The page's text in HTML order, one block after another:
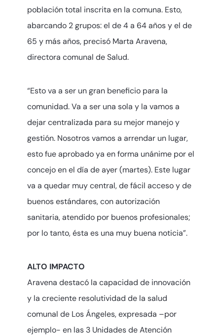
población total inscrita en la comuna. Esto,
abarcando 2 grupos: el de 4 a 64 años y el de
65 y más años, precisó Marta Aravena,
directora comunal de Salud.
“Esto va a ser un gran beneficio para la
comunidad. Va a ser una sola y la vamos a
dejar centralizada para su mejor manejo y
gestión. Nosotros vamos a arrendar un lugar,
esto fue aprobado ya en forma unánime por el
concejo en el día de ayer (martes). Este lugar
va a quedar muy central, de fácil acceso y de
buenos estándares, con autorización
sanitaria, atendido por buenos profesionales;
por lo tanto, ésta es una muy buena noticia”.
ALTO IMPACTO
Aravena destacó la capacidad de innovación
y la creciente resolutividad de la salud
comunal de Los Ángeles, expresada –por
ejemplo- en las 3 Unidades de Atención